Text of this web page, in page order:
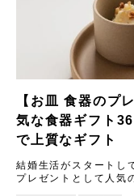
【お皿 食器のプ
気な食器ギフト
で上質なギフト
結婚生活がスタートし
プレゼントとして人気